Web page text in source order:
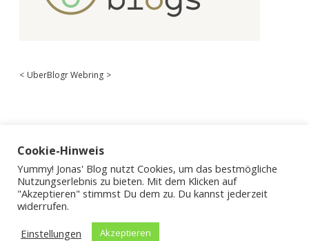
< UberBlogr Webring >
Cookie-Hinweis
Yummy! Jonas' Blog nutzt Cookies, um das bestmögliche
Nutzungserlebnis zu bieten. Mit dem Klicken auf
"Akzeptieren" stimmst Du dem zu. Du kannst jederzeit
widerrufen.
Einstellungen
Akzeptieren